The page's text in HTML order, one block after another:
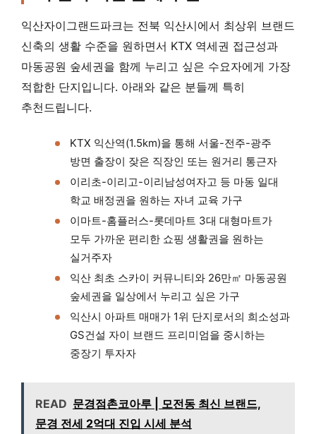
익산자이그랜드파크는 전북 익산시에서 최상위 브랜드
신축의 생활 수준을 원하면서 KTX 역세권 접근성과
마동공원 숲세권을 함께 누리고 싶은 수요자에게 가장
적합한 단지입니다. 아래와 같은 분들께 특히
추천드립니다.
KTX 익산역(1.5km)을 통해 서울-전주-광주
방면 출장이 잦은 직장인 또는 원거리 통근자
이리초-이리고-이리남성여자고 등 마동 일대
학교 배정권을 원하는 자녀 교육 가구
이마트-홈플러스-롯데마트 3대 대형마트가
모두 가까운 편리한 쇼핑 생활권을 원하는
실거주자
익산 최초 스카이 커뮤니티와 26만㎡ 마동공원
숲세권을 일상에서 누리고 싶은 가구
익산시 아파트 매매가 1위 단지로서의 희소성과
GS건설 자이 브랜드 프리미엄을 중시하는
중장기 투자자
READ 문경점촌코아루 | 모전동 최신 브랜드,
문경 전세 2억대 진입 시세 분석